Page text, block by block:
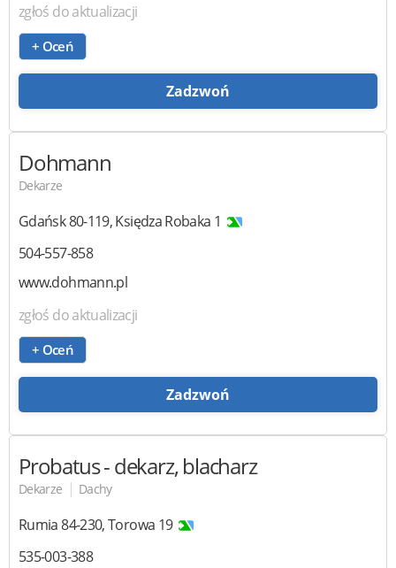
zgłoś do aktualizacji
+ Oceń
Zadzwoń
Dohmann
Dekarze
Gdańsk80-119,Księdza Robaka 1
504-557-858
www.dohmann.pl
zgłoś do aktualizacji
+ Oceń
Zadzwoń
Probatus- dekarz, blacharz
Dekarze | Dachy
Rumia84-230,Torowa 19
535-003-388